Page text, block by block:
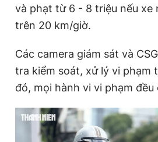
và phạt từ 6 - 8 triệu nếu xe
trên 20 km/giờ.
Các camera giám sát và
tra kiểm soát, xử lý vi phạm
đó, mọi hành vi vi phạm đều